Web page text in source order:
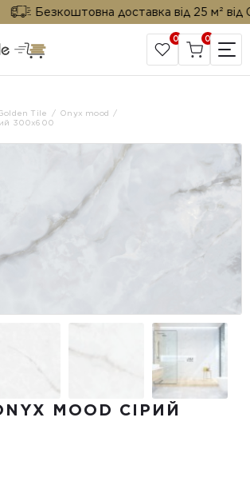
Безкоштовна доставка від 25 м² від
САЙТ КОМПАНІЇ
0 0
Tile
Onyx mood
300х600
MOOD СІРИЙ